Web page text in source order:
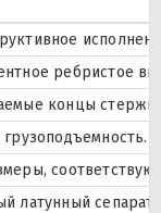
ребристое
концы
латунный